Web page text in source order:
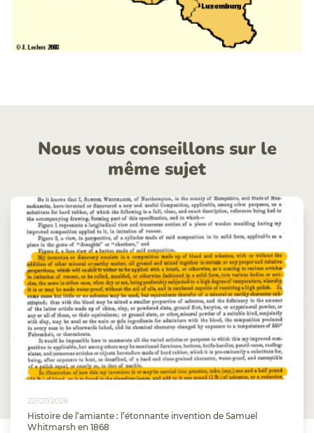
Nous vous conseillons sur le
même sujet
22/07/2026
Histoire de l’amiante : l’étonnante invention de Samuel
Whitmarsh en 1868